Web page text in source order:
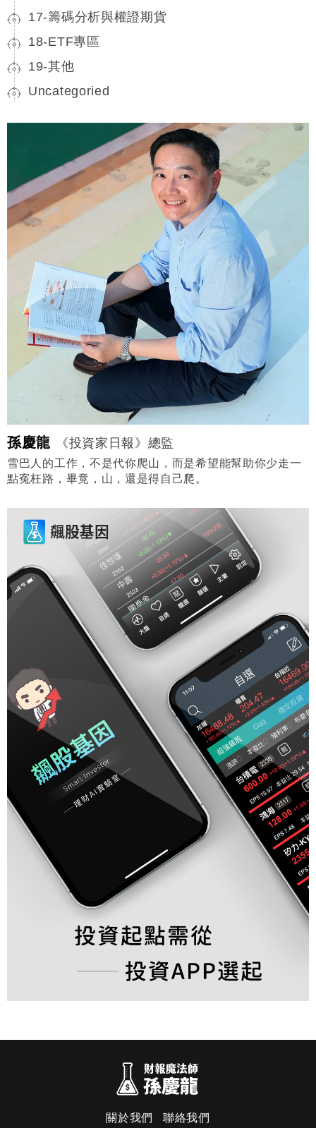
17-籌碼分析與權證期貨
18-ETF專區
19-其他
Uncategoried
孫慶龍 《投資家日報》總監
雪巴人的工作，不是代你爬山，而是希望能幫助你少走一
點寃枉路，畢竟，山，還是得自己爬。
關於我們 聯絡我們